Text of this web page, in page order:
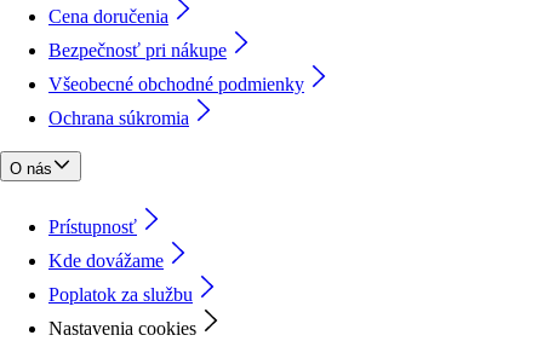
Cena doručenia
Bezpečnosť pri nákupe
Všeobecné obchodné podmienky
Ochrana súkromia
O nás
Prístupnosť
Kde dovážame
Poplatok za službu
Nastavenia cookies